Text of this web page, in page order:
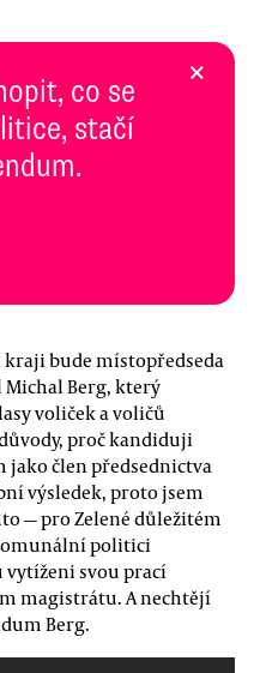
co se
stačí
×
bude místopředseda
Berg, který
voliček a voličů
proč kandiduji
jako člen předsednictva
výsledek, proto jsem
— pro Zelené důležitém
politici
vytíženi svou prací
magistrátu. A nechtějí
Berg.